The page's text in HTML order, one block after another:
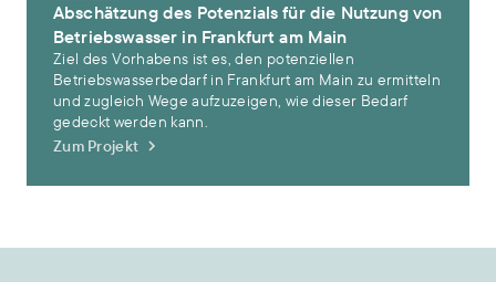
Abschätzung des Potenzials für die Nutzung von
Betriebswasser in Frankfurt am Main
Ziel des Vorhabens ist es, den potenziellen
Betriebswasserbedarf in Frankfurt am Main zu ermitteln
und zugleich Wege aufzuzeigen, wie dieser Bedarf
gedeckt werden kann.
Zum Projekt